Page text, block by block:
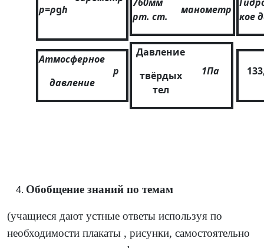
р=ρgh
рт. ст.
манометр
кое
Атмосферное
давление
р
Давление
твёрдых
тел
1Па
Обобщение знаний по темам
(учащиеся дают устные ответы используя по
необходимости плакаты , рисунки, самостоятельно